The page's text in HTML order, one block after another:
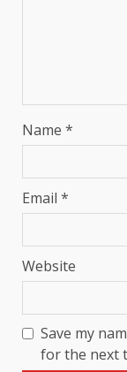
Name *
Email *
Website
Save my
for the next